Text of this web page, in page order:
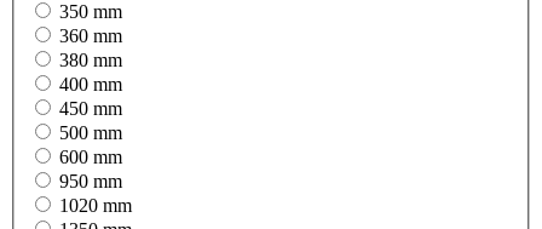
350 mm
360 mm
380 mm
400 mm
450 mm
500 mm
600 mm
950 mm
1020 mm